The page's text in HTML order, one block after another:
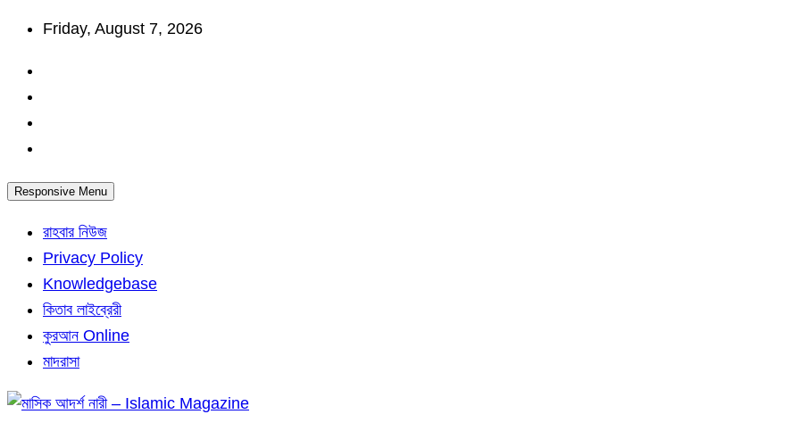
Skip
content
Friday, August 7, 2026
Responsive Menu
রাহবার নিউজ
Privacy Policy
Knowledgebase
কিতাব লাইব্রেরী
কুরআন Online
মাদরাসা